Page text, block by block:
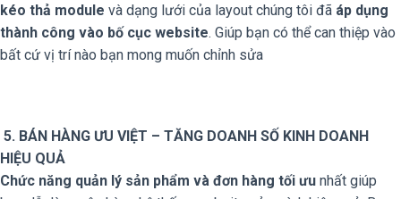
kéo thả module và dạng lưới của layout chúng tôi đã áp dụng
thành công vào bố cục website. Giúp bạn có thể can thiệp vào
bất cứ vị trí nào bạn mong muốn chỉnh sửa
5. BÁN HÀNG ƯU VIỆT – TĂNG DOANH SỐ KINH DOANH
HIỆU QUẢ
Chức năng quản lý sản phẩm và đơn hàng tối ưu nhất giúp